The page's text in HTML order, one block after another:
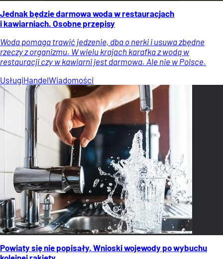
Jednak będzie darmowa woda w restauracjach
i kawiarniach. Osobne przepisy
Woda pomaga trawić jedzenie, dba o nerki i usuwa zbędne
rzeczy z organizmu. W wielu krajach karafka z wodą w
restauracji czy w kawiarni jest darmowa. Ale nie w Polsce.
UsługiHandelWiadomości
Powiaty się nie popisały. Wnioski wojewody po wybuchu